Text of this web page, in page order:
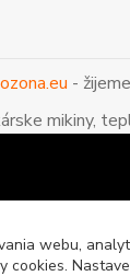
-
mikiny,
webu,
cookies.